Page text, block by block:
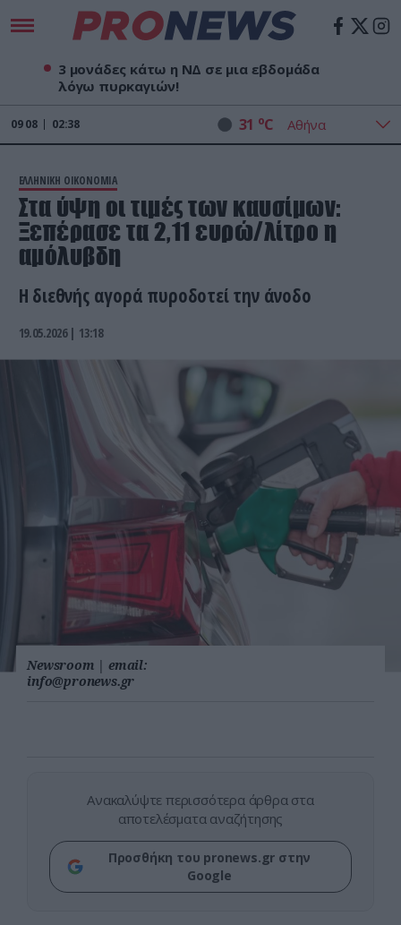
3 μονάδες κάτω η ΝΔ σε μια εβδομάδα
λόγω πυρκαγιών!
09 08 02:38 31 oC
ΕΛΛΗΝΙΚΗ ΟΙΚΟΝΟΜΙΑ
Στα ύψη οι τιμές των καυσίμων:
Ξεπέρασε τα 2,11 ευρώ/λίτρο η
αμόλυβδη
Η διεθνής αγορά πυροδοτεί την άνοδο
19.05.2026 | 13:18
Newsroom | email:
info@pronews.gr
Ανακαλύψτε περισσότερα άρθρα στα
αποτελέσματα αναζήτησης
Προσθήκη του pronews.gr στην
Google